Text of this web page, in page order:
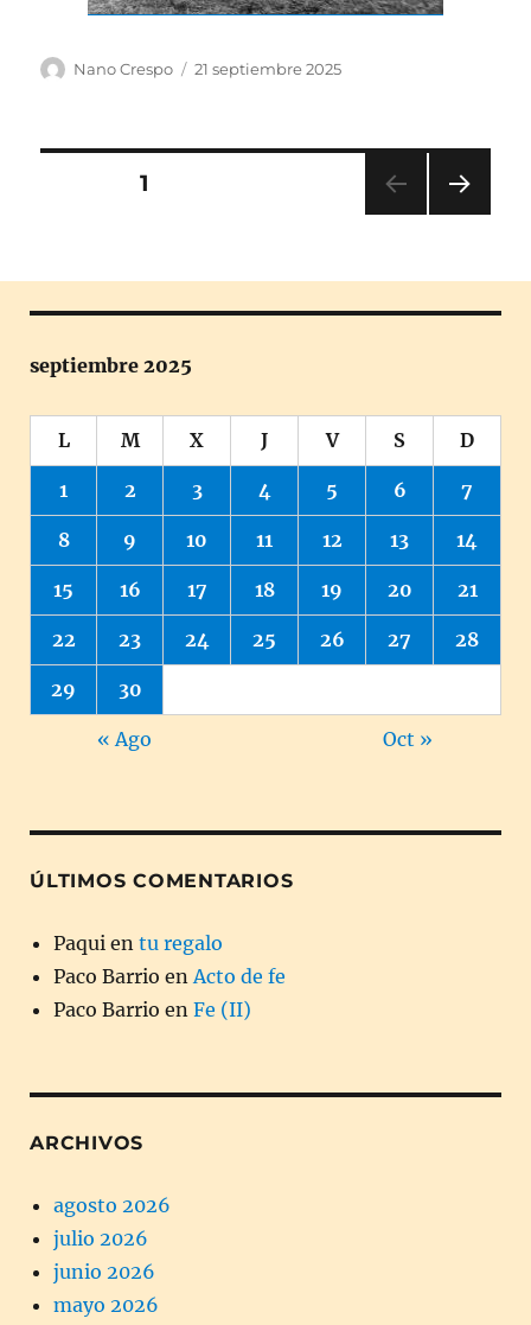
Autor
Nano Crespo
Publicado
21 septiembre 2025
Paginación
PÁGINA1
septiembre 2025
L M X J V S D
1 2 3 4 5 6 7
8 9 10 11 12 13 14
15 16 17 18 19 20 21
22 23 24 25 26 27 28
29 30
« Ago Oct »
ÚLTIMOS COMENTARIOS
Paqui en tu regalo
Paco Barrio enActo de fe
Paco Barrio en Fe (II)
ARCHIVOS
agosto 2026
julio 2026
junio 2026
mayo 2026